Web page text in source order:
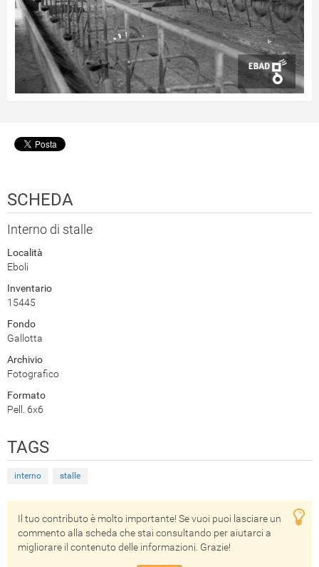
SCHEDA
Interno di stalle
Località
Eboli
Inventario
15445
Fondo
Gallotta
Archivio
Fotografico
Formato
Pell. 6x6
TAGS
interno stalle
Il tuo contributo è molto importante! Se vuoi puoi lasciare un
commento alla scheda che stai consultando per aiutarci a
migliorare il contenuto delle informazioni. Grazie!